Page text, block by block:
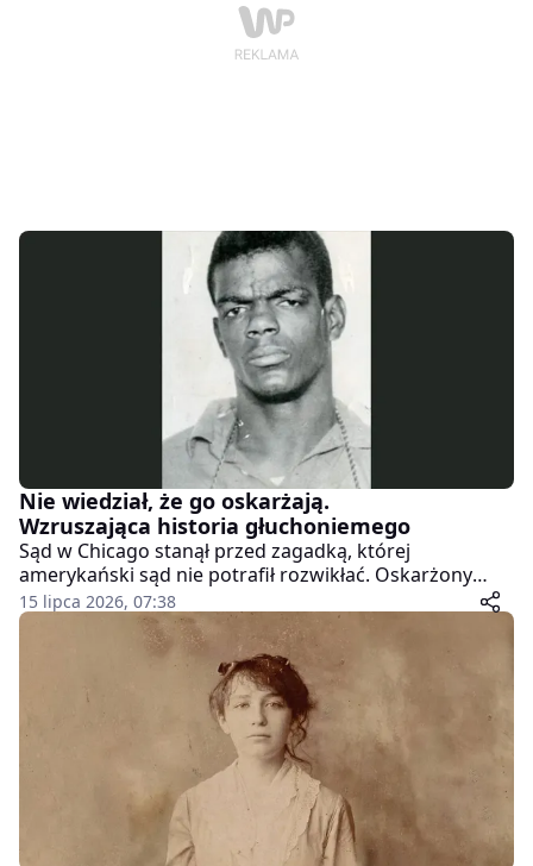
Nie wiedział, że go oskarżają.
Wzruszająca historia głuchoniemego
Sąd w Chicago stanął przed zagadką, której
amerykański sąd nie potrafił rozwikłać. Oskarżony
patrzył na ławę przysięgłych, ale nie rozumiał ani
słowa. Nie mówił, nie czytał, nie pisał, nie znał nawet
języka migowego. A na jego dłoniach znajdowała się
15 lipca 2026, 07:38